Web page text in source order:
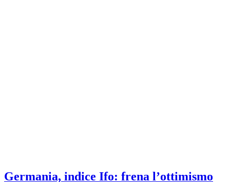
Germania, indice Ifo: frena l’ottimismo